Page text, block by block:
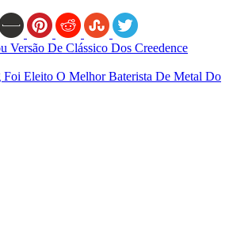
Versão De Clássico Dos Creedence
Foi Eleito O Melhor Baterista De Metal Do